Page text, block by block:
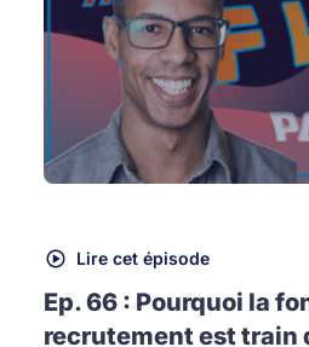
Lire cet épisode
Ep. 66 : Pourquoi la
recrutement est train